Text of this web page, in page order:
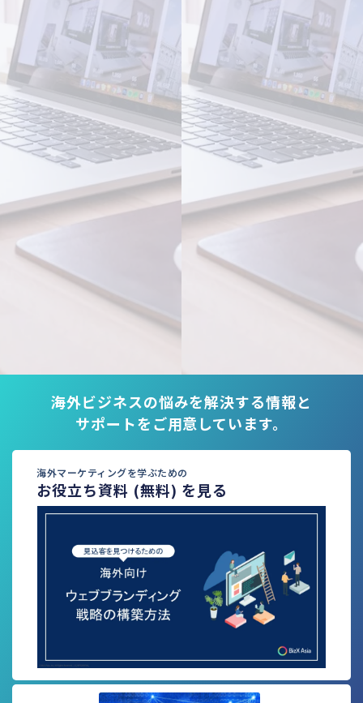
海外ビジネスの悩みを解決する情報と
サポートをご用意しています。
海外マーケティングを学ぶための
お役立ち資料 (無料) を見る